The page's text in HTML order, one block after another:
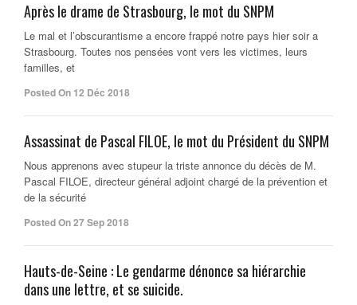
Après le drame de Strasbourg, le mot du SNPM
Le mal et l’obscurantisme a encore frappé notre pays hier soir a
Strasbourg. Toutes nos pensées vont vers les victimes, leurs
familles, et
Posted On 12 Déc 2018
Assassinat de Pascal FILOE, le mot du Président du SNPM
Nous apprenons avec stupeur la triste annonce du décès de M.
Pascal FILOE, directeur général adjoint chargé de la prévention et
de la sécurité
Posted On 27 Sep 2018
Hauts-de-Seine : Le gendarme dénonce sa hiérarchie
dans une lettre, et se suicide.